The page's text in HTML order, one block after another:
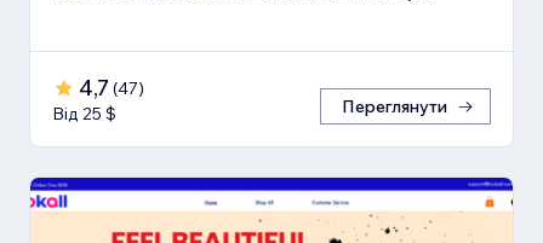
4,7 (47)
Від 25 $
Переглянути